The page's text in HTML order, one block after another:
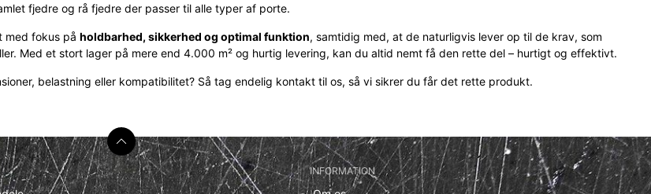
fjedre og rå fjedre der passer til alle typer af porte.
med fokus på holdbarhed, sikkerhed og optimal funktion, samtidig med, at de naturligvis lever op til de krav, som
Med et stort lager på mere end 4.000 m² og hurtig levering, kan du altid nemt få den rette del – hurtigt og effektivt.
belastning eller kompatibilitet? Så tag endelig kontakt til os, så vi sikrer du får det rette produkt.
INFORMATION